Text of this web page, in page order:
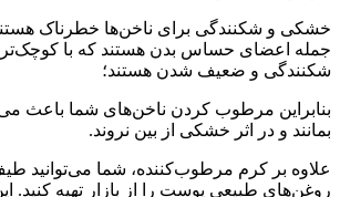
خشکی و شکنندگی برای ناخن‌ها خطرناک
جمله اعضای حساس بدن هستند که با
شکنندگی و ضعیف شدن هستند؛
بنابراین مرطوب کردن ناخن‌های شما باعث
بمانند و در اثر خشکی از بین نروند.
علاوه بر کرم مرطوب‌کننده، شما می‌توانید
روغن‌های طبیعی پوست را از بازار تهیه کنید.